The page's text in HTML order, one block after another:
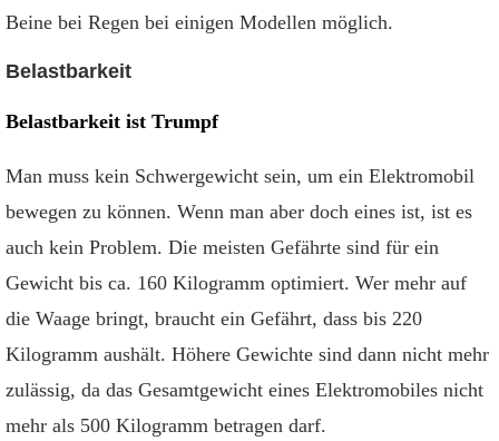
Beine bei Regen bei einigen Modellen möglich.
Belastbarkeit
Belastbarkeit ist Trumpf
Man muss kein Schwergewicht sein, um ein Elektromobil
bewegen zu können. Wenn man aber doch eines ist, ist es
auch kein Problem. Die meisten Gefährte sind für ein
Gewicht bis ca. 160 Kilogramm optimiert. Wer mehr auf
die Waage bringt, braucht ein Gefährt, dass bis 220
Kilogramm aushält. Höhere Gewichte sind dann nicht mehr
zulässig, da das Gesamtgewicht eines Elektromobiles nicht
mehr als 500 Kilogramm betragen darf.